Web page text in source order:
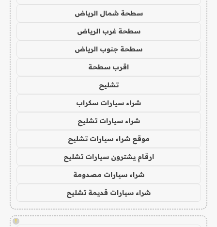
سطحة شمال الرياض
سطحة غرب الرياض
سطحة جنوب الرياض
اقرب سطحة
تشليح
شراء سيارات سكراب
شراء سيارات تشليح
موقع شراء سيارات تشليح
ارقام يشترون سيارات تشليح
شراء سيارات مصدومة
شراء سيارات قديمة تشليح
!